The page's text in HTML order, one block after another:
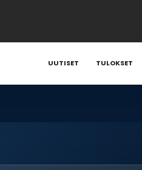
UUTISET TULOKSET